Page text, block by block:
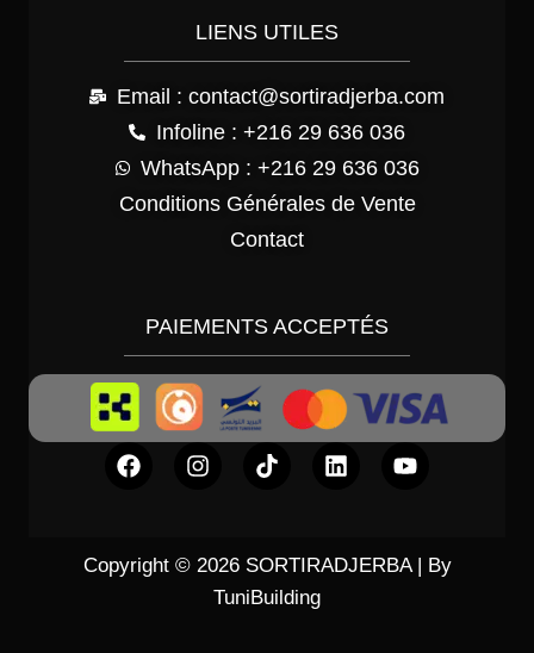
LIENS UTILES
Email : contact@sortiradjerba.com
Infoline : +216 29 636 036
WhatsApp : +216 29 636 036
Conditions Générales de Vente
Contact
PAIEMENTS ACCEPTÉS
Copyright © 2026 SORTIRADJERBA | By
TuniBuilding